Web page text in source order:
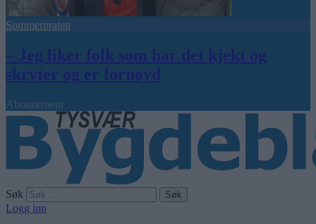
Sommerpraten
– Jeg liker folk som har det kjekt og
skryter og er fornøyd
Abonnement
Søk
Logg inn